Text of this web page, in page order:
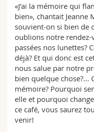
«J’ai la mémoire qui
bien», chantait Jeanne
souvient-on si bien de
oublions notre
passées nos lunettes?
déjà? Et qui donc est
nous salue par notre
bien quelque
mémoire? Pourquoi
elle et pourquoi
ce café, vous saurez
venir!